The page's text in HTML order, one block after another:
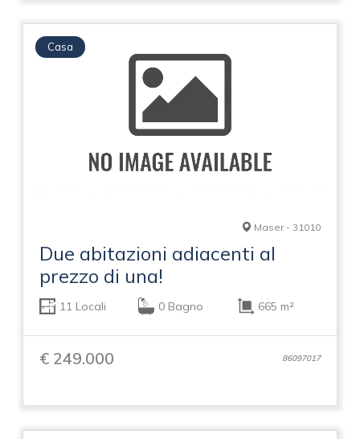
Casa
Maser - 31010
Due abitazioni adiacenti al
prezzo di una!
11 Locali 0 Bagno 665 m²
€ 249.000 86097017